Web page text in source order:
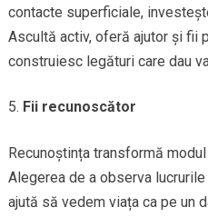
contacte superficiale,
Ascultă activ, oferă ajutor și fii
construiesc legături care dau
Fii recunoscător
Recunoștința transformă
Alegerea de a observa
ajută să vedem viața ca pe un